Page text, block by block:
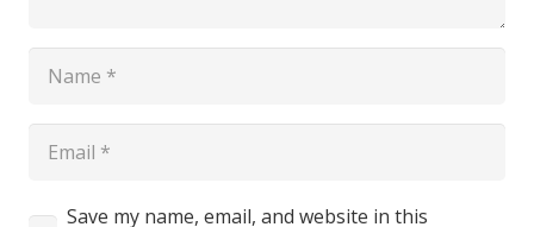
Save my name, email, and website in this